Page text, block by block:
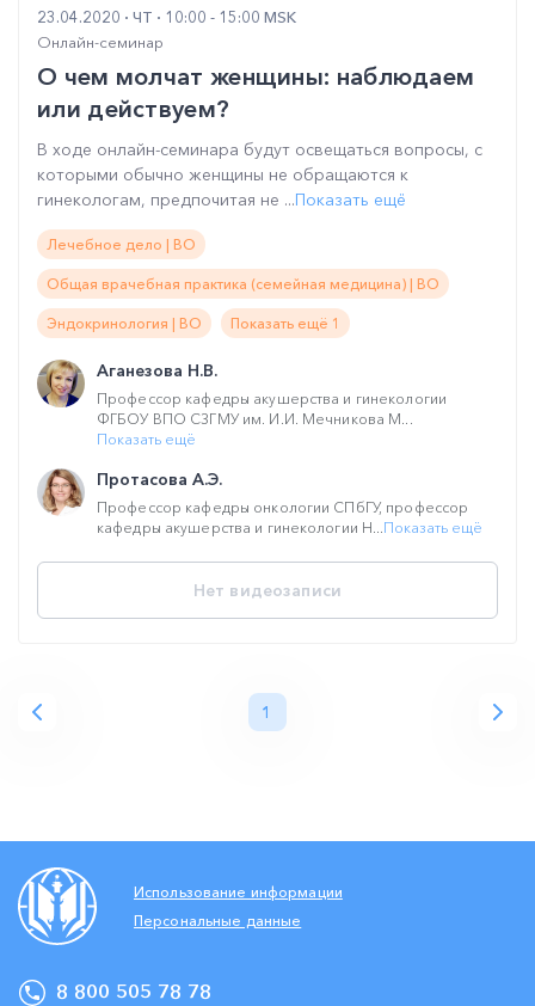
23.04.2020 ЧТ
10:00 - 15:00 MSK
Онлайн-семинар
О чем молчат женщины: наблюдаем
или действуем?
В ходе онлайн-семинара будут освещаться вопросы, с
которыми обычно женщины не обращаются к
гинекологам, предпочитая не ...Показать ещё
Лечебное дело | ВО
Общая врачебная практика (семейная медицина) | ВО
Эндокринология | ВО Показать ещё 1
Аганезова Н.В.
Профессор кафедры акушерства и гинекологии
ФГБОУ ВПО СЗГМУ им. И.И. Мечникова М...
Показать ещё
Протасова А.Э.
Профессор кафедры онкологии СПбГУ, профессор
кафедры акушерства и гинекологии Н...Показать ещё
Нет видеозаписи
1
Использование информации
Персональные данные
8 800 505 78 78